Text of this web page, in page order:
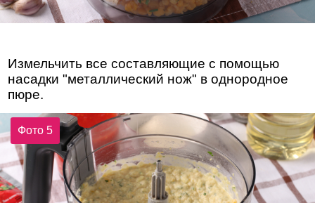
Измельчить все составляющие с помощью
насадки "металлический нож" в однородное
пюре.
Фото 5